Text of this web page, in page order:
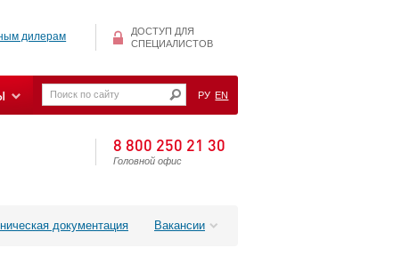
дилерам
ДОСТУП ДЛЯ
СПЕЦИАЛИСТОВ
РУ EN
8 800 250 21 30
Головной офис
документация Вакансии